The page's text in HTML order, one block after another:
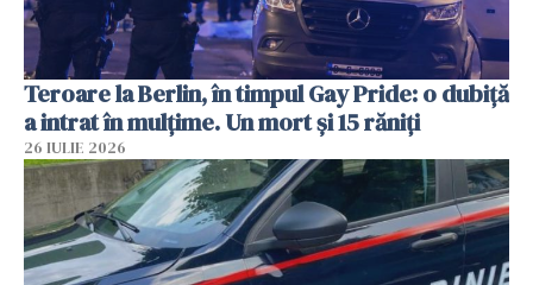
Teroare la Berlin, în timpul Gay Pride: o dubiță
a intrat în mulțime. Un mort și 15 răniți
26 IULIE 2026